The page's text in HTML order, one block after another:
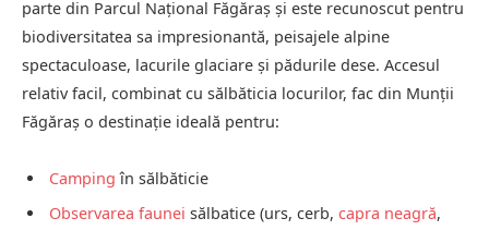
parte din Parcul Național Făgăraș și este recunoscut pentru
biodiversitatea sa impresionantă, peisajele alpine
spectaculoase, lacurile glaciare și pădurile dese. Accesul
relativ facil, combinat cu sălbăticia locurilor, fac din Munții
Făgăraș o destinație ideală pentru:
Camping în sălbăticie
Observarea faunei sălbatice (urs, cerb, capra neagră,